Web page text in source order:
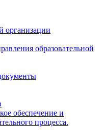
организации
образовательной
обеспечение и
процесса.